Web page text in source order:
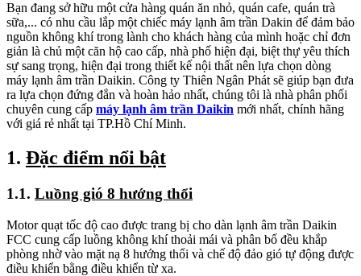
Bạn đang sở hữu một cửa hàng quán ăn nhỏ, quán cafe, quán trà
sữa,... có nhu cầu lắp một chiếc máy lạnh âm trần Dakin để đảm bảo
nguồn không khí trong lành cho khách hàng của mình hoặc chỉ đơn
giản là chủ một căn hộ cao cấp, nhà phố hiện đại, biệt thự yêu thích
sự sang trọng, hiện đại trong thiết kế nội thất nên lựa chọn dòng
máy lạnh âm trần Daikin. Công ty Thiên Ngân Phát sẽ giúp bạn đưa
ra lựa chọn đứng đắn và hoàn hảo nhất, chúng tôi là nhà phân phối
chuyên cung cấp máy lạnh âm trần Daikin mới nhất, chính hãng
với giá rẻ nhất tại TP.Hồ Chí Minh.
1. Đặc điểm nổi bật
1.1. Luồng gió 8 hướng thổi
Motor quạt tốc độ cao được trang bị cho dàn lạnh âm trần Daikin
FCC cung cấp luồng không khí thoải mái và phân bố đều khắp
phòng nhờ vào mặt nạ 8 hướng thổi và chế độ đảo gió tự động được
điều khiển bằng điều khiển từ xa.